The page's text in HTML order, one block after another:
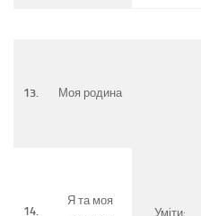
13. Моя родина
Уміти:
14.
Я та моя